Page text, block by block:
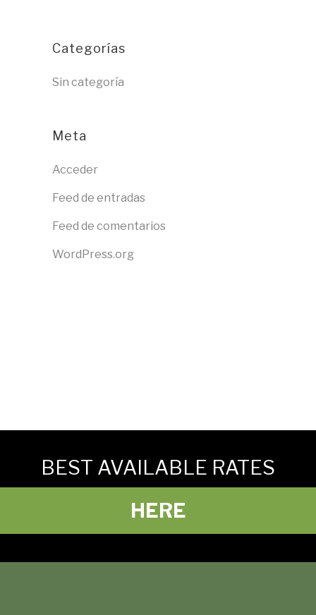
Categorías
Sin categoría
Meta
Acceder
Feed de entradas
Feed de comentarios
WordPress.org
BEST AVAILABLE RATES
HERE